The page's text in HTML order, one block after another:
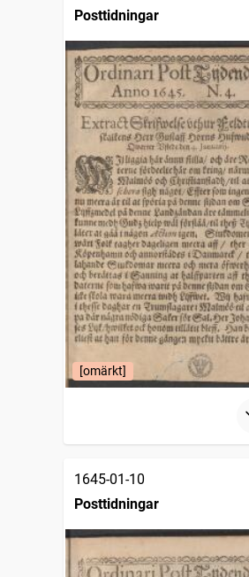
Posttidningar
[omärkt]
1645-01-10
Posttidningar